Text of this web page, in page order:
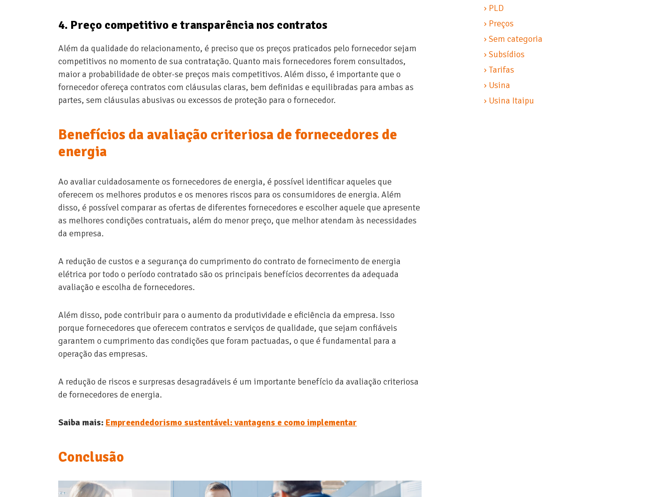
4. Preço competitivo e transparência nos contratos
Além da qualidade do relacionamento, é preciso que os preços praticados pelo fornecedor sejam
competitivos no momento de sua contratação. Quanto mais fornecedores forem consultados,
maior a probabilidade de obter-se preços mais competitivos. Além disso, é importante que o
fornecedor ofereça contratos com cláusulas claras, bem definidas e equilibradas para ambas as
partes, sem cláusulas abusivas ou excessos de proteção para o fornecedor.
Benefícios da avaliação criteriosa de fornecedores de
energia
Ao avaliar cuidadosamente os fornecedores de energia, é possível identificar aqueles que
oferecem os melhores produtos e os menores riscos para os consumidores de energia. Além
disso, é possível comparar as ofertas de diferentes fornecedores e escolher aquele que apresente
as melhores condições contratuais, além do menor preço, que melhor atendam às necessidades
da empresa.
A redução de custos e a segurança do cumprimento do contrato de fornecimento de energia
elétrica por todo o período contratado são os principais benefícios decorrentes da adequada
avaliação e escolha de fornecedores.
Além disso, pode contribuir para o aumento da produtividade e eficiência da empresa. Isso
porque fornecedores que oferecem contratos e serviços de qualidade, que sejam confiáveis
garantem o cumprimento das condições que foram pactuadas, o que é fundamental para a
operação das empresas.
A redução de riscos e surpresas desagradáveis é um importante benefício da avaliação criteriosa
de fornecedores de energia.
Saiba mais: Empreendedorismo sustentável: vantagens e como implementar
Conclusão
› PLD
› Preços
› Sem categoria
› Subsídios
› Tarifas
› Usina
› Usina Itaipu